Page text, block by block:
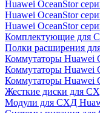
Huawei OceanStor
Huawei OceanStor
Huawei OceanStor
Комплектующие для
Полки расширения
Коммутаторы Huawei
Коммутаторы Huawei
Коммутаторы Huawei
Жесткие диски для
Модули для СХД